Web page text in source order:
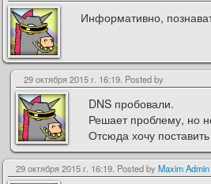
Информативно,
29 октября 2015 г. 16:19. Posted by
DNS пробовали.
Решает проблему, но
Отсюда хочу
29 октября 2015 г. 16:19. Posted by Maxim Admin